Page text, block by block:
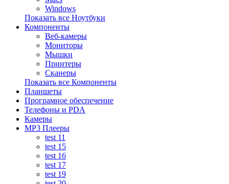
Windows
Показать все Ноутбуки
Компоненты
Веб-камеры
Мониторы
Мышки
Принтеры
Сканеры
Показать все Компоненты
Планшеты
Програмное обеспечение
Телефоны и PDA
Камеры
MP3 Плееры
test 11
test 15
test 16
test 17
test 19